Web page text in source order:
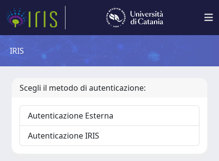
IRIS
Scegli il metodo di autenticazione:
Autenticazione Esterna
Autenticazione IRIS